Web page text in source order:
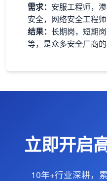
需求： 安服工程师，
安全，网络安全工程
结果： 长期岗，短期
等，是众多安全厂商
立即开启
10年+行业深耕，